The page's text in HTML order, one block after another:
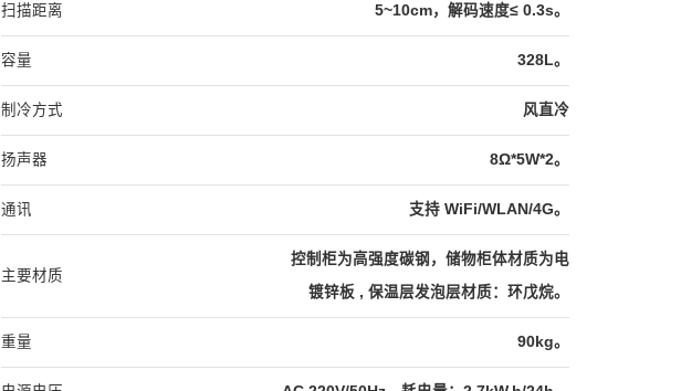
扫描距离 5~10cm，解码速度≤ 0.3s。
容量 328L。
制冷方式 风直冷
扬声器 8Ω*5W*2。
通讯 支持 WiFi/WLAN/4G。
主要材质
控制柜为高强度碳钢，储物柜体材质为电
镀锌板 , 保温层发泡层材质：环戊烷。
重量 90kg。